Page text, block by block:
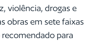
violência, drogas e
obras em sete faixas
recomendado para